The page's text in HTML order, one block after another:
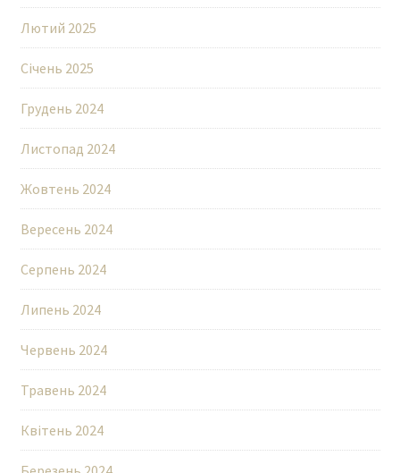
Лютий 2025
Січень 2025
Грудень 2024
Листопад 2024
Жовтень 2024
Вересень 2024
Серпень 2024
Липень 2024
Червень 2024
Травень 2024
Квітень 2024